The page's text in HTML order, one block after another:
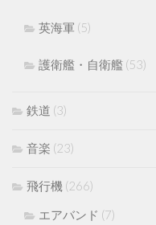
英海軍 (5)
護衛艦・自衛艦 (53)
鉄道 (3)
音楽 (23)
飛行機 (266)
エアバンド (7)